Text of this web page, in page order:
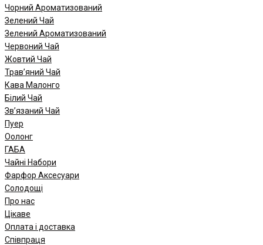
Чорний Ароматизований
Зелений Чай
Зелений Ароматизований
Червоний Чай
Жовтий Чай
Трав’яний Чай
Кава Малонго
Білий Чай
Зв’язаний Чай
Пуер
Oолонг
ГАБА
Чайні Набори
Фарфор Аксесуари
Солодощі
Про нас
Цікаве
Оплата і доставка
Співпраця